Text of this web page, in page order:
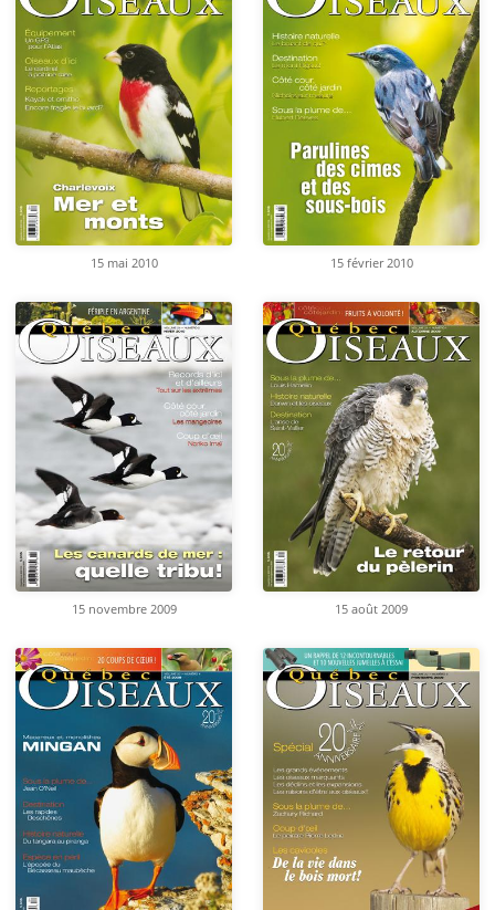
15 mai 2010 15 février 2010
15 novembre 2009 15 août 2009